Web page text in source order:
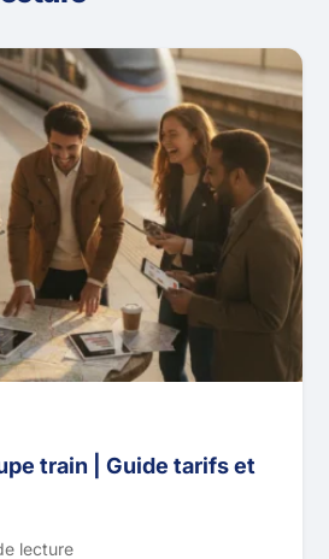
train | Guide tarifs et
lecture